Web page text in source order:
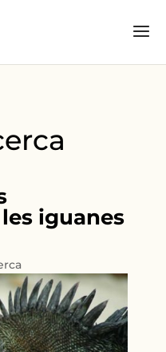
iguanes